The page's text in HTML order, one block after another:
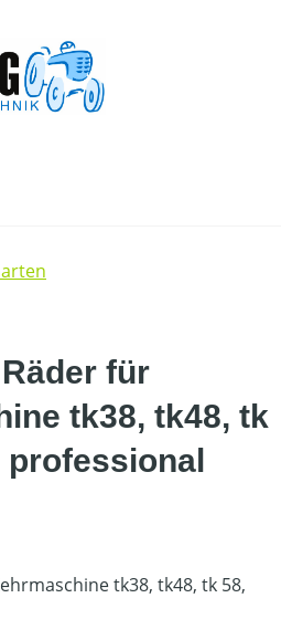
für
tk38, tk48, tk
professional